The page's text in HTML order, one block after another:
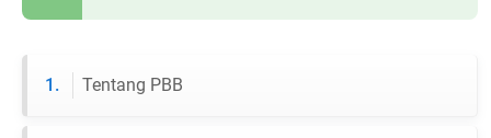
1. Tentang PBB